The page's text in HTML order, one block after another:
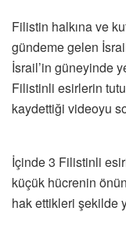
Filistin halkına ve
gündeme gelen
İsrail’in güneyinde
Filistinli esirlerin
kaydettiği videoyu
İçinde 3 Filistinli
küçük hücrenin
hak ettikleri şekilde